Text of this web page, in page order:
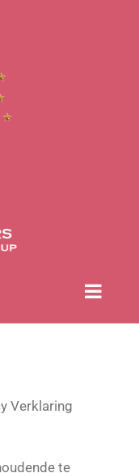
Verklaring
te